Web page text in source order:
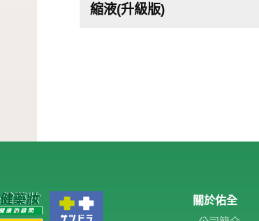
縮液(升級版)
關於佑全